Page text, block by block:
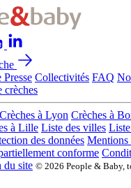
Presse Collectivités FAQ
crèches
Crèches à Lyon Crèches à
à Lille Liste des villes
des données Mentions
conforme
du site © 2026 People & Baby,